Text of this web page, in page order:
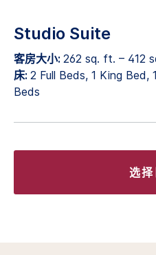
Studio Suite
客房大小: 262 sq. ft. – 412
床: 2 Full Beds, 1 King Bed,
Beds
选